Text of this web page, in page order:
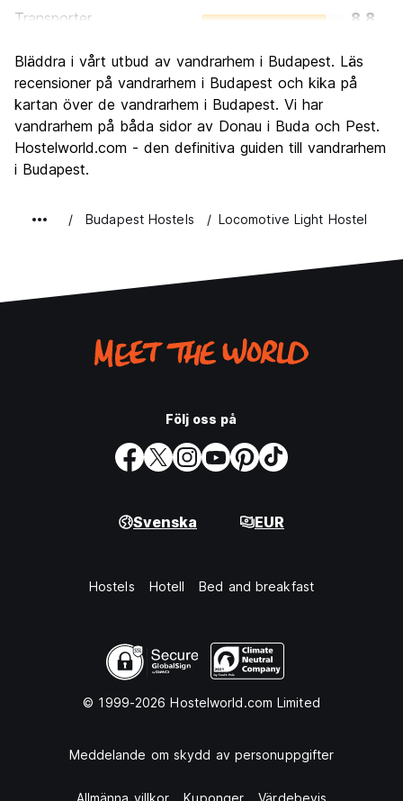
Transporter
8.8
Kultur
9.3
Festa
Värde för pengarna
9.1
Bläddra i vårt utbud av vandrarhem i Budapest. Läs
recensioner på vandrarhem i Budapest och kika på
kartan över de vandrarhem i Budapest. Vi har
vandrarhem på båda sidor av Donau i Buda och Pest.
Hostelworld.com - den definitiva guiden till vandrarhem
i Budapest.
Budapest Hostels Locomotive Light Hostel
Följ oss på
Svenska EUR
Hostels Hotell Bed and breakfast
© 1999-2026 Hostelworld.com Limited
Meddelande om skydd av personuppgifter
Allmänna villkor Kuponger Värdebevis